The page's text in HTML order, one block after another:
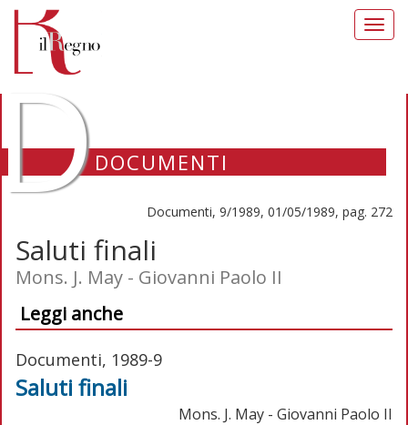
DOCUMENTI
Documenti, 9/1989, 01/05/1989, pag. 272
Saluti finali
Mons. J. May - Giovanni Paolo II
Leggi anche
Documenti, 1989-9
Saluti finali
Mons. J. May - Giovanni Paolo II